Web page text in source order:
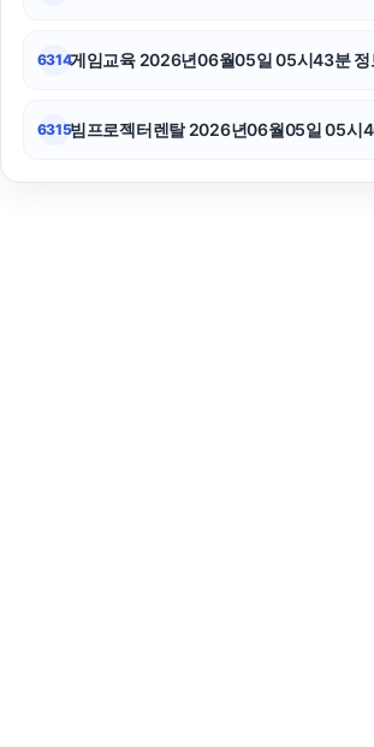
6314게임교육 2026년06월05일 05시43분 정
6315빔프로젝터렌탈 2026년06월05일 05시